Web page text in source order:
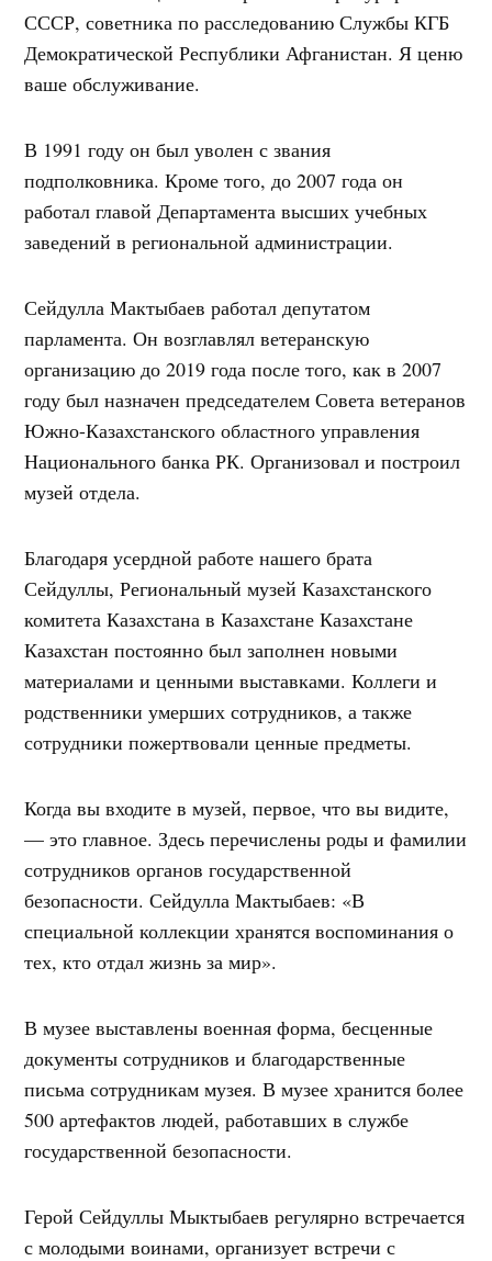
СССР, советника по расследованию Службы КГБ
Демократической Республики Афганистан. Я ценю
ваше обслуживание.
В 1991 году он был уволен с звания
подполковника. Кроме того, до 2007 года он
работал главой Департамента высших учебных
заведений в региональной администрации.
Сейдулла Мактыбаев работал депутатом
парламента. Он возглавлял ветеранскую
организацию до 2019 года после того, как в 2007
году был назначен председателем Совета ветеранов
Южно-Казахстанского областного управления
Национального банка РК. Организовал и построил
музей отдела.
Благодаря усердной работе нашего брата
Сейдуллы, Региональный музей Казахстанского
комитета Казахстана в Казахстане Казахстане
Казахстан постоянно был заполнен новыми
материалами и ценными выставками. Коллеги и
родственники умерших сотрудников, а также
сотрудники пожертвовали ценные предметы.
Когда вы входите в музей, первое, что вы видите,
— это главное. Здесь перечислены роды и фамилии
сотрудников органов государственной
безопасности. Сейдулла Мактыбаев: «В
специальной коллекции хранятся воспоминания о
тех, кто отдал жизнь за мир».
В музее выставлены военная форма, бесценные
документы сотрудников и благодарственные
письма сотрудникам музея. В музее хранится более
500 артефактов людей, работавших в службе
государственной безопасности.
Герой Сейдуллы Мыктыбаев регулярно встречается
с молодыми воинами, организует встречи с